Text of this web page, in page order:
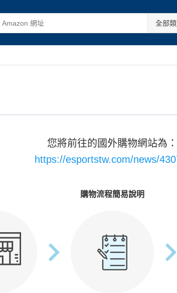
全部類
您將前往的國外購物網站為：
https://esportstw.com/news/
購物流程簡易說明